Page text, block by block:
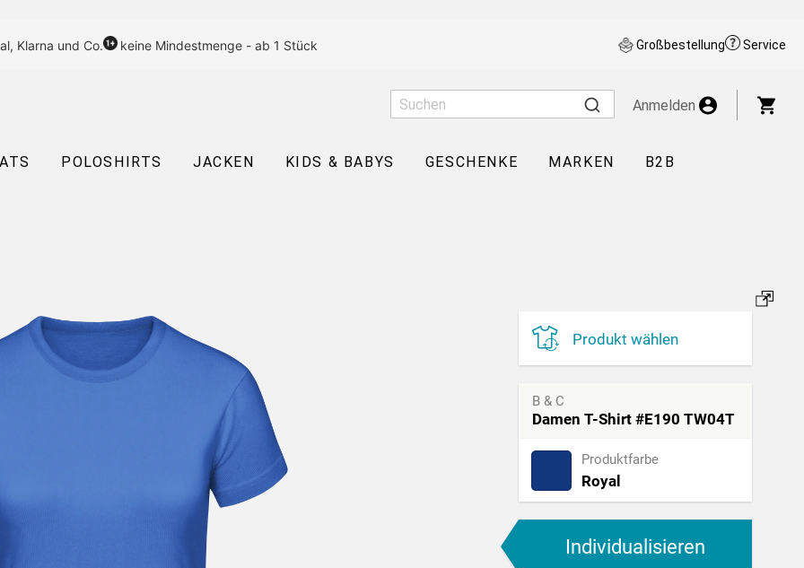
Klarna und Co. keine Mindestmenge - ab 1 Stück Großbestellung Service
Anmelden
POLOSHIRTS JACKEN KIDS & BABYS GESCHENKE MARKEN
B2B
Produkt wählen
B & C
Damen T-Shirt #E190 TW04T
Produktfarbe
Royal
Individualisieren